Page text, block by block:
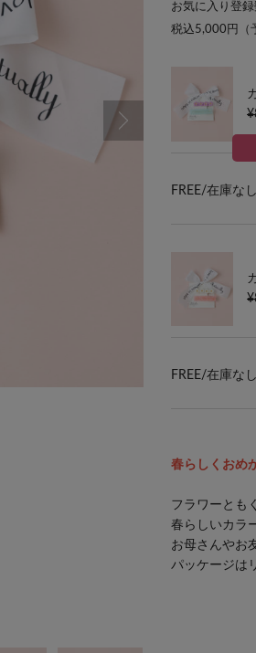
お気に入り登録
税込5,000円（
FREE/在庫なし
FREE/在庫なし
春らしくおめ
フラワーとも
春らしいカラ
お母さんやお
パッケージは